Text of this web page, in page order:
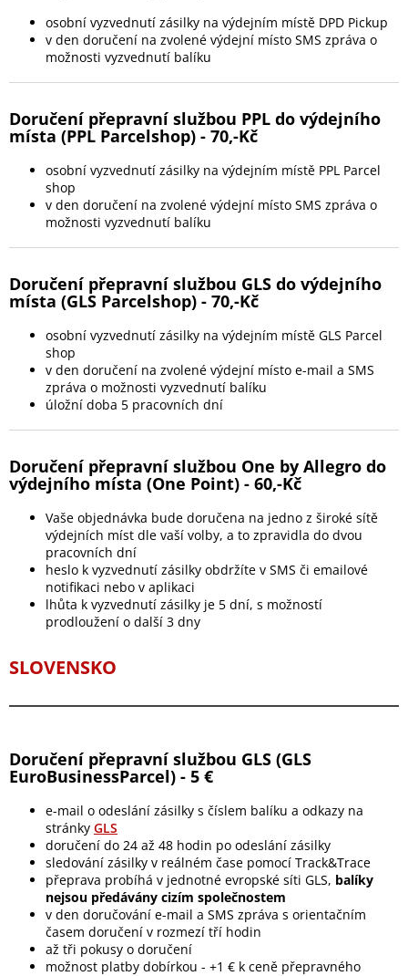
osobní vyzvednutí zásilky na výdejním místě DPD Pickup
v den doručení na zvolené výdejní místo SMS zpráva o
možnosti vyzvednutí balíku
Doručení přepravní službou PPL do výdejního
místa (PPL Parcelshop) - 70,-Kč
osobní vyzvednutí zásilky na výdejním místě PPL Parcel
shop
v den doručení na zvolené výdejní místo SMS zpráva o
možnosti vyzvednutí balíku
Doručení přepravní službou GLS do výdejního
místa (GLS Parcelshop) - 70,-Kč
osobní vyzvednutí zásilky na výdejním místě GLS Parcel
shop
v den doručení na zvolené výdejní místo e-mail a SMS
zpráva o možnosti vyzvednutí balíku
úložní doba 5 pracovních dní
Doručení přepravní službou One by Allegro do
výdejního místa (One Point) - 60,-Kč
Vaše objednávka bude doručena na jedno z široké sítě
výdejních míst dle vaší volby, a to zpravidla do dvou
pracovních dní
heslo k vyzvednutí zásilky obdržíte v SMS či emailové
notifikaci nebo v aplikaci
lhůta k vyzvednutí zásilky je 5 dní, s možností
prodloužení o další 3 dny
SLOVENSKO
Doručení přepravní službou GLS (GLS
EuroBusinessParcel) - 5 €
e-mail o odeslání zásilky s číslem balíku a odkazy na
stránky GLS
doručení do 24 až 48 hodin po odeslání zásilky
sledování zásilky v reálném čase pomocí Track&Trace
přeprava probíhá v jednotné evropské síti GLS, balíky
nejsou předávány cizím společnostem
v den doručování e-mail a SMS zpráva s orientačním
časem doručení v rozmezí tří hodin
až tři pokusy o doručení
možnost platby dobírkou - +1 € k ceně přepravného